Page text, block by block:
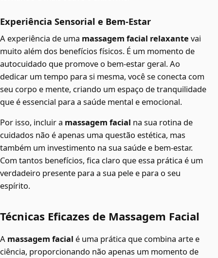
Experiência Sensorial e Bem-Estar
A experiência de uma massagem facial relaxante vai
muito além dos benefícios físicos. É um momento de
autocuidado que promove o bem-estar geral. Ao
dedicar um tempo para si mesma, você se conecta com
seu corpo e mente, criando um espaço de tranquilidade
que é essencial para a saúde mental e emocional.
Por isso, incluir a massagem facial na sua rotina de
cuidados não é apenas uma questão estética, mas
também um investimento na sua saúde e bem-estar.
Com tantos benefícios, fica claro que essa prática é um
verdadeiro presente para a sua pele e para o seu
espírito.
Técnicas Eficazes de Massagem Facial
A massagem facial é uma prática que combina arte e
ciência, proporcionando não apenas um momento de